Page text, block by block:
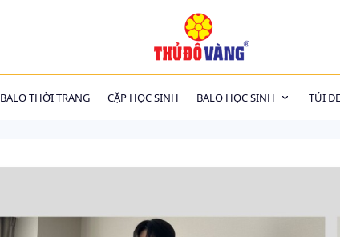
BALO THỜI TRANG CẶP HỌC SINH BALO HỌC SINH TÚI